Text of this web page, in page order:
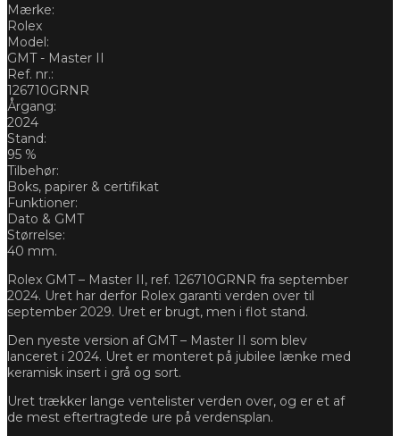
Mærke:
Rolex
Model:
GMT - Master II
Ref. nr.:
126710GRNR
Årgang:
2024
Stand:
95 %
Tilbehør:
Boks, papirer & certifikat
Funktioner:
Dato & GMT
Størrelse:
40 mm.
Rolex GMT – Master II, ref. 126710GRNR fra september
2024. Uret har derfor Rolex garanti verden over til
september 2029. Uret er brugt, men i flot stand.
Den nyeste version af GMT – Master II som blev
lanceret i 2024. Uret er monteret på jubilee lænke med
keramisk insert i grå og sort.
Uret trækker lange ventelister verden over, og er et af
de mest eftertragtede ure på verdensplan.